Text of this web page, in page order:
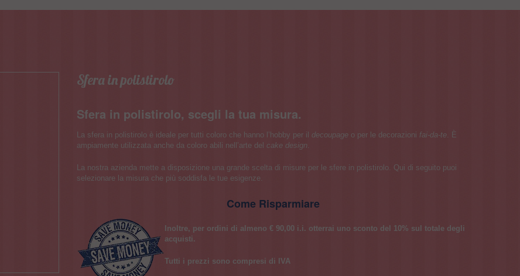
Sfera in polistirolo
Sfera in polistirolo, scegli la tua misura.
La sfera in polistirolo è ideale per tutti coloro che hanno l’hobby per il decoupage o per le decorazioni fai-da-te. È
ampiamente utilizzata anche da coloro abili nell’arte del cake design.
La nostra azienda mette a disposizione una grande scelta di misure per le sfere in polistirolo. Qui di seguito puoi
selezionare la misura che più soddisfa le tue esigenze.
Come Risparmiare
Inoltre, per ordini di almeno € 90,00 i.i. otterrai uno sconto del 10% sul totale degli
acquisti.
Tutti i prezzi sono compresi di IVA